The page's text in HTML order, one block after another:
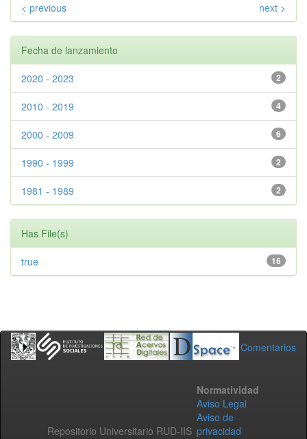
< previous next >
Fecha de lanzamiento
2
2020 - 2023
4
2010 - 2019
6
2000 - 2009
2
1990 - 1999
2
1981 - 1989
Has File(s)
16
true
Comentarios
Repositorio Universitario RUD-IIS
Normatividad
Aviso Legal
Aviso de
privacidad